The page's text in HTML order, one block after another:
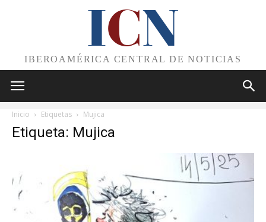
ICN
IBEROAMÉRICA CENTRAL DE NOTICIAS
Inicio Etiquetas Mujica
Etiqueta: Mujica